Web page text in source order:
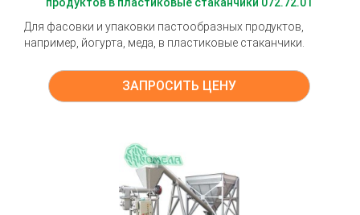
Для фасовки и упаковки пастообразных продуктов,
например, йогурта, меда, в пластиковые стаканчики.
ЗАПРОСИТЬ ЦЕНУ